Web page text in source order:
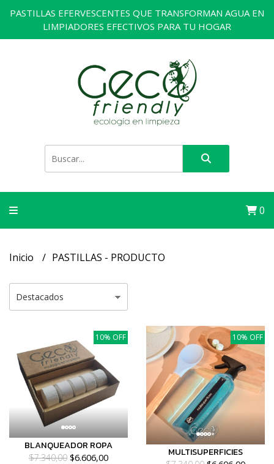
PASTILLAS EFERVESCENTES QUE TRANSFORMAN AGUA EN
LIMPIADORES EFECTIVOS PARA TU HOGAR
0
Inicio PASTILLAS - PRODUCTO
10% OFF
BLANQUEADOR ROPA
$7.340,00 $6.606,00
10% OFF
MULTISUPERFICIES